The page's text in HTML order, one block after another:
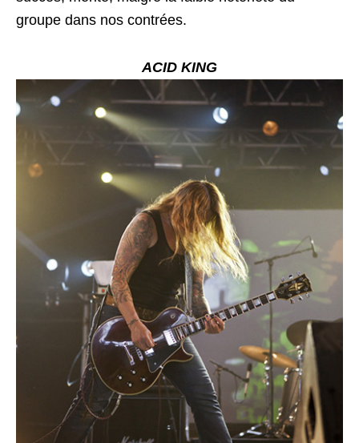
groupe dans nos contrées.
ACID KING